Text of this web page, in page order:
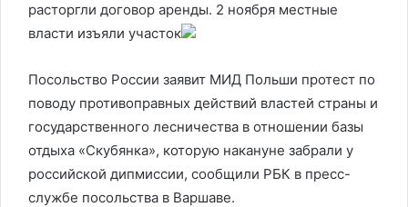
расторгли договор аренды. 2 ноября местные
власти изъяли участок
Посольство России заявит МИД Польши протест по
поводу противоправных действий властей страны и
государственного лесничества в отношении базы
отдыха «Скубянка», которую накануне забрали у
российской дипмиссии, сообщили РБК в пресс-
службе посольства в Варшаве.